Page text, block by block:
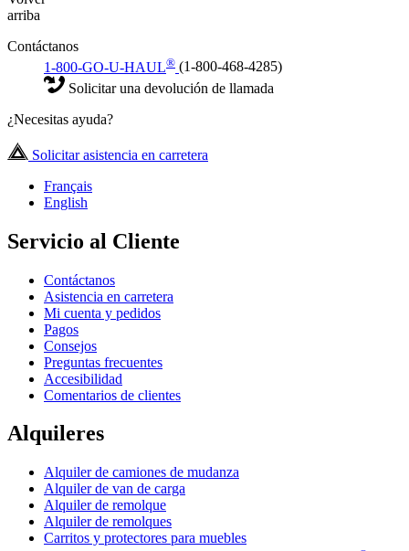
arriba
Contáctanos
1-800-GO-U-HAUL® (1-800-468-4285)
Solicitar una devolución de llamada
¿Necesitas ayuda?
Solicitar asistencia en carretera
Français
English
Servicio al Cliente
Contáctanos
Asistencia en carretera
Mi cuenta y pedidos
Pagos
Consejos
Preguntas frecuentes
Accesibilidad
Comentarios de clientes
Alquileres
Alquiler de camiones de mudanza
Alquiler de van de carga
Alquiler de remolque
Alquiler de remolques
Carritos y protectores para muebles